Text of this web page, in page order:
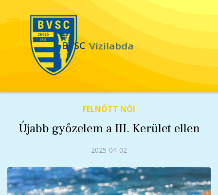
BVSC Vízilabda
FELNŐTT NŐI
Újabb győzelem a III. Kerület ellen
2025-04-02